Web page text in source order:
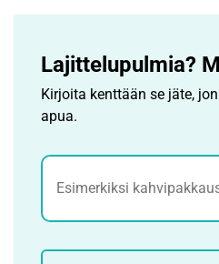
Lajittelupulmia?
Kirjoita kenttään se jäte,
apua.
Jätehaku